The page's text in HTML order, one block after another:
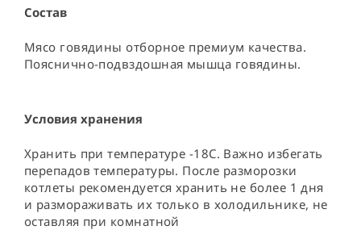
Состав
Мясо говядины отборное премиум качества.
Пояснично-подвздошная мышца говядины.
Условия хранения
Хранить при температуре -18С. Важно избегать
перепадов температуры. После разморозки
котлеты рекомендуется хранить не более 1 дня
и размораживать их только в холодильнике, не
оставляя при комнатной